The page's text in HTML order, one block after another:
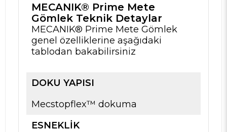
MECANIK® Prime Mete
Gömlek Teknik Detaylar
MECANIK® Prime Mete Gömlek
genel özelliklerine aşağıdaki
tablodan bakabilirsiniz
DOKU YAPISI
Mecstopflex™ dokuma
ESNEKLIK